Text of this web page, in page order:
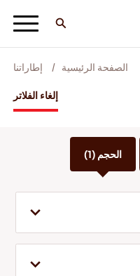
الصفحة الرئيسية إطاراتنا
إلغاء الفلاتر
الحجم (1)